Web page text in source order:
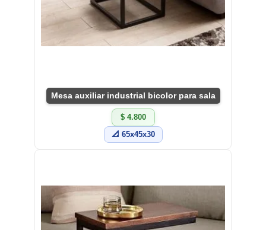
Mesa auxiliar industrial bicolor para sala
$ 4.800
📐 65x45x30